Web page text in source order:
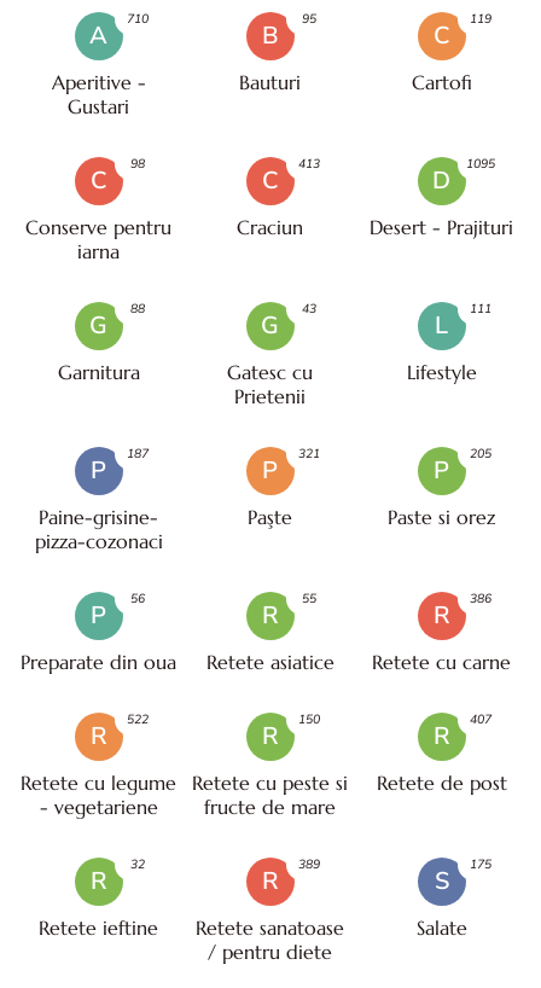
A
Aperitive -
Gustari
710
B
Bauturi
95
C
Cartofi
119
C
Conserve pentru
iarna
98
C
Craciun
413
D
Desert - Prajituri
1095
G
Garnitura
88
G
Gatesc cu
Prietenii
43
L
Lifestyle
111
P
Paine-grisine-
pizza-cozonaci
187
P
Paşte
321
P
Paste si orez
205
P
Preparate din oua
56
R
Retete asiatice
55
R
Retete cu carne
386
R
Retete cu legume
- vegetariene
522
R
Retete cu peste si
fructe de mare
150
R
Retete de post
407
R
Retete ieftine
32
R
Retete sanatoase
/ pentru diete
389
S
Salate
175